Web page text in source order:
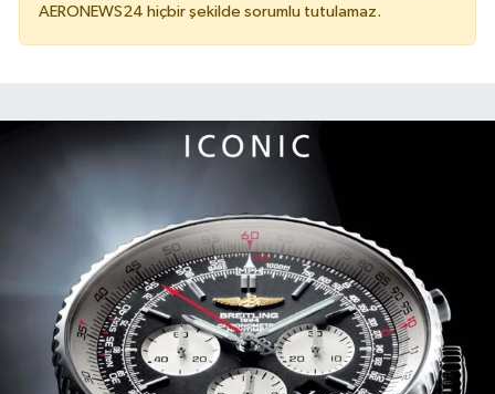
AERONEWS24 hiçbir şekilde sorumlu tutulamaz.